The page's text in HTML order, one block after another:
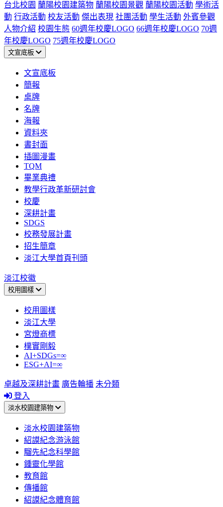
台北校園 蘭陽校園建築物 蘭陽校園景觀 蘭陽校園活動 學術活
動 行政活動 校友活動 傑出表現 社團活動 學生活動 外賓參觀
人物介紹 校園生態 60週年校慶LOGO 66週年校慶LOGO 70週
年校慶LOGO 75週年校慶LOGO
文宣底板
文宣底板
簡報
桌牌
名牌
海報
資料夾
書封面
插圖漫畫
TQM
畢業典禮
教學行政革新研討會
校慶
深耕計畫
SDGS
校務發展計畫
招生簡章
淡江大學首頁刊頭
淡江校徽
校用圖樣
校用圖樣
淡江大學
宮燈商標
樸實剛毅
AI+SDGs=∞
ESG+AI=∞
卓越及深耕計畫 廣告輪播 未分類
登入
淡水校園建築物
淡水校園建築物
紹謨紀念游泳館
騮先紀念科學館
鍾靈化學館
教育館
傳播館
紹謨紀念體育館